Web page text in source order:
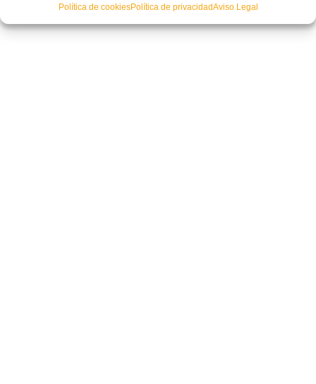
Política de cookiesPolítica de privacidadAviso Legal